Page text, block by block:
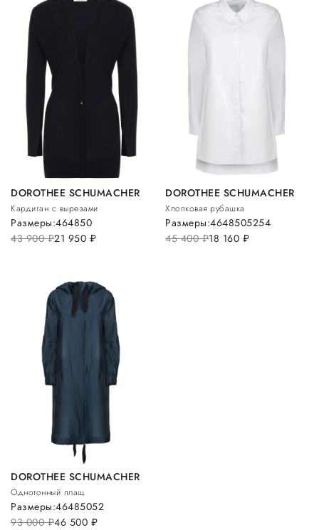
DOROTHEE SCHUMACHER
Кардиган с вырезами
43 900руб.21 950 руб.
Размеры:464850
DOROTHEE SCHUMACHER
Хлопковая рубашка
45 400руб.18 160 руб.
Размеры:4648505254
DOROTHEE SCHUMACHER
Однотонный плащ
93 000руб.46 500 руб.
Размеры:46485052